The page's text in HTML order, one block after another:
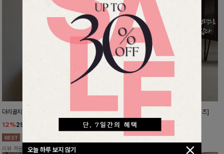
오늘 하루 보지 않기
더리골지 카라니트
12%29,900
리뷰 카운트 영역
강력한편안함 와이드슬랙스[FREE,L사이즈]
10% 37,800
리뷰 카운트 영역